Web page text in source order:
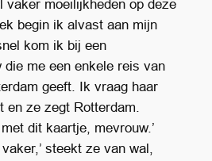
vaker moeilijkheden op deze
begin ik alvast aan mijn
kom ik bij een
die me een enkele reis van
geeft. Ik vraag haar
en ze zegt Rotterdam.
dit kaartje, mevrouw.’
steekt ze van wal,